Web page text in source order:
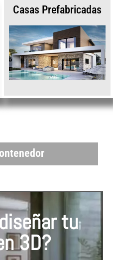
Casas Prefabricadas
tu
3D?